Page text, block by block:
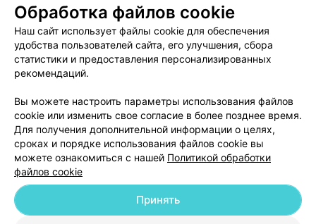
О проекте Новости проекта
Размещение рекламы
Публичный договор
Пользовательское соглашение
Написать руководителю 103.by
Написать в поддержку
Персональные настройки cookie
Обработка персональных данных
Обработка файлов cookie
Наш сайт использует файлы cookie для обеспечения
удобства пользователей сайта, его улучшения, сбора
статистики и предоставления персонализированных
рекомендаций.
Вы можете настроить параметры использования файлов
cookie или изменить свое согласие в более позднее время.
Для получения дополнительной информации о целях,
сроках и порядке использования файлов cookie вы
можете ознакомиться с нашей Политикой обработки
файлов cookie
Принять